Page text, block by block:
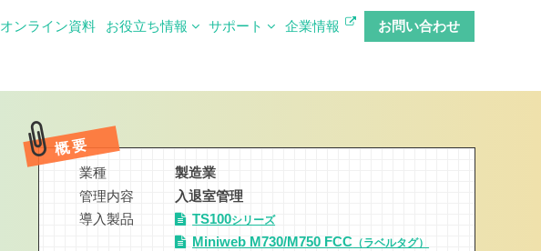
オンライン資料 お役立ち情報 サポート 企業情報 お問い合わせ
概要
業種
製造業
管理内容
入退室管理
導入製品
TS100シリーズ
Miniweb M730/M750 FCC （ラベルタグ）